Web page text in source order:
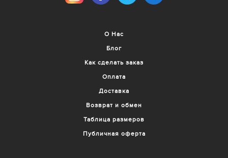
О Нас
Блог
Как сделать заказ
Оплата
Доставка
Возврат и обмен
Таблица размеров
Публичная оферта